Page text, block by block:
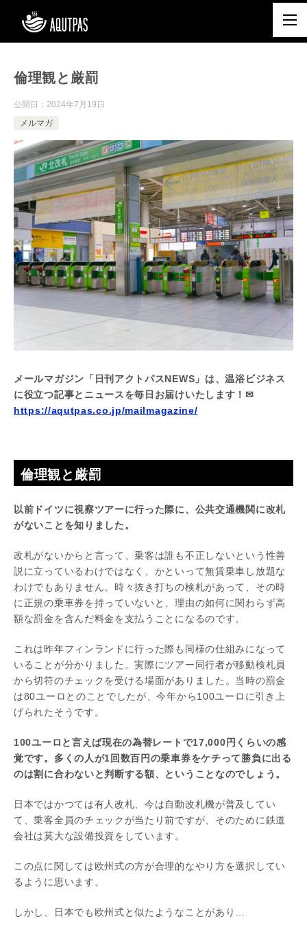
倫理観と厳罰
公開日： 2024年7月19日
メルマガ
メールマガジン「日刊アクトパスNEWS」は、温浴ビジネス
に役立つ記事とニュースを毎日お届けいたします！✉
https://aqutpas.co.jp/mailmagazine/
倫理観と厳罰
以前ドイツに視察ツアーに行った際に、公共交通機関に改札
がないことを知りました。
改札がないからと言って、乗客は誰も不正しないという性善
説に立っているわけではなく、かといって無賃乗車し放題な
わけでもありません。時々抜き打ちの検札があって、その時
に正規の乗車券を持っていないと、理由の如何に関わらず高
額な罰金を含んだ料金を支払うことになるのです。
これは昨年フィンランドに行った際も同様の仕組みになって
いることが分かりました。実際にツアー同行者が移動検札員
から切符のチェックを受ける場面がありました。当時の罰金
は80ユーロとのことでしたが、今年から100ユーロに引き上
げられたそうです。
100ユーロと言えば現在の為替レートで17,000円くらいの感
覚です。多くの人が1回数百円の乗車券をケチって勝負に出る
のは割に合わないと判断する額、ということなのでしょう。
日本ではかつては有人改札、今は自動改札機が普及してい
て、乗客全員のチェックが当たり前ですが、そのために鉄道
会社は莫大な設備投資をしています。
この点に関しては欧州式の方が合理的なやり方を選択してい
るように思います。
しかし、日本でも欧州式と似たようなことがあり…